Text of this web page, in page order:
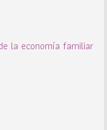
la economía familiar